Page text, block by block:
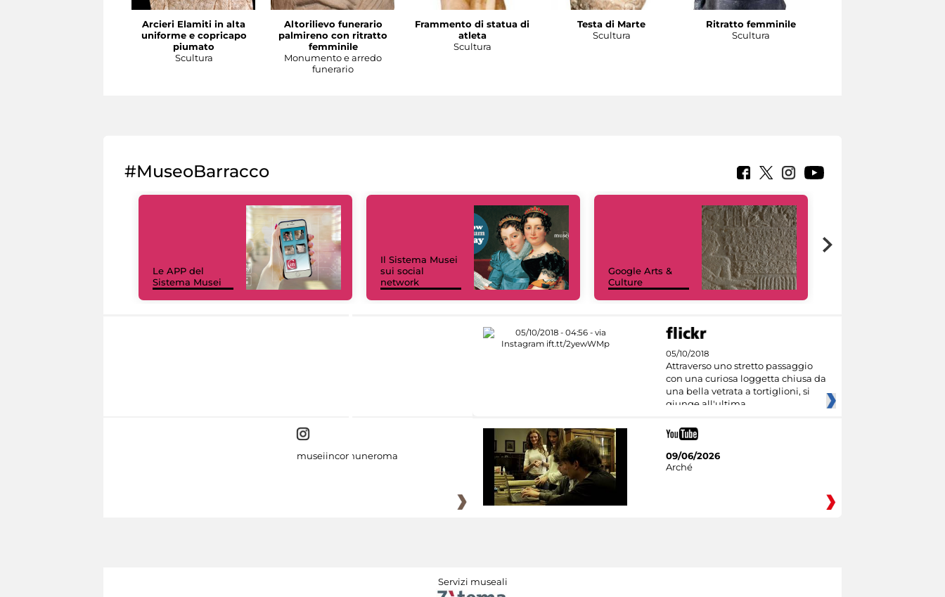
Arcieri Elamiti in alta
uniforme e copricapo
piumato
Scultura
Altorilievo funerario
palmireno con ritratto
femminile
Monumento e arredo
funerario
Frammento di statua di
atleta
Scultura
Testa di Marte
Scultura
Ritratto femminile
Scultura
#MuseoBarracco
Le APP del
Sistema Musei
Il Sistema Musei
sui social
network
Google Arts &
Culture
05/10/2018
Attraverso uno stretto passaggio
con una curiosa loggetta chiusa da
una bella vetrata a tortiglioni, si
giunge all'ultima
museiincomuneroma
09/06/2026
Arché
Servizi museali